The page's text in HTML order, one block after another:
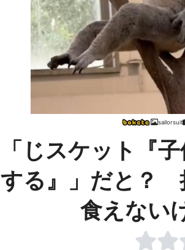
sailorsuit
「じスケット『
する』」だと？
食えない